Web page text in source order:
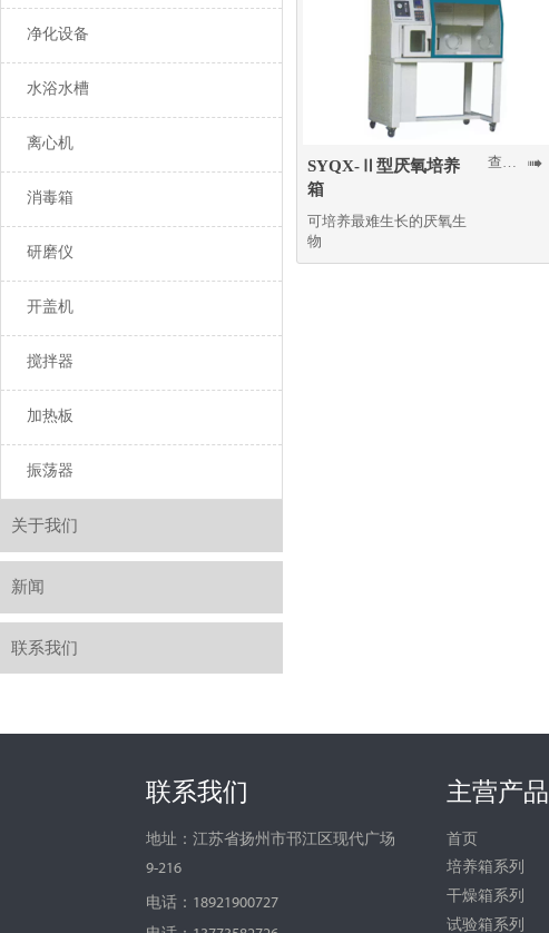
净化设备
水浴水槽
离心机
消毒箱
研磨仪
开盖机
搅拌器
加热板
振荡器
关于我们
新闻
联系我们
SYQX-Ⅱ型厌氧培养
箱
可培养最难生长的厌氧生
物
查看更多 
联系我们
地址：江苏省扬州市邗江区现代广场
9-216
电话：18921900727
主营产品
首页
培养箱系列
干燥箱系列
试验箱系列